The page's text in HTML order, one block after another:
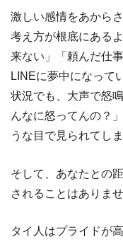
激しい感情をあから
考え方が根底にある
来ない」「頼んだ仕
LINEに夢中になって
状況でも、大声で怒
んなに怒ってんの？
うな目で見られてしま
そして、あなたとの
されることはありませ
タイ人はプライドが